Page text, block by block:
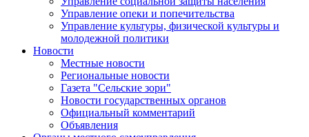
Управление опеки и попечительства
Управление культуры, физической культуры и
молодежной политики
Новости
Местные новости
Региональные новости
Газета "Сельские зори"
Новости государственных органов
Официальный комментарий
Объявления